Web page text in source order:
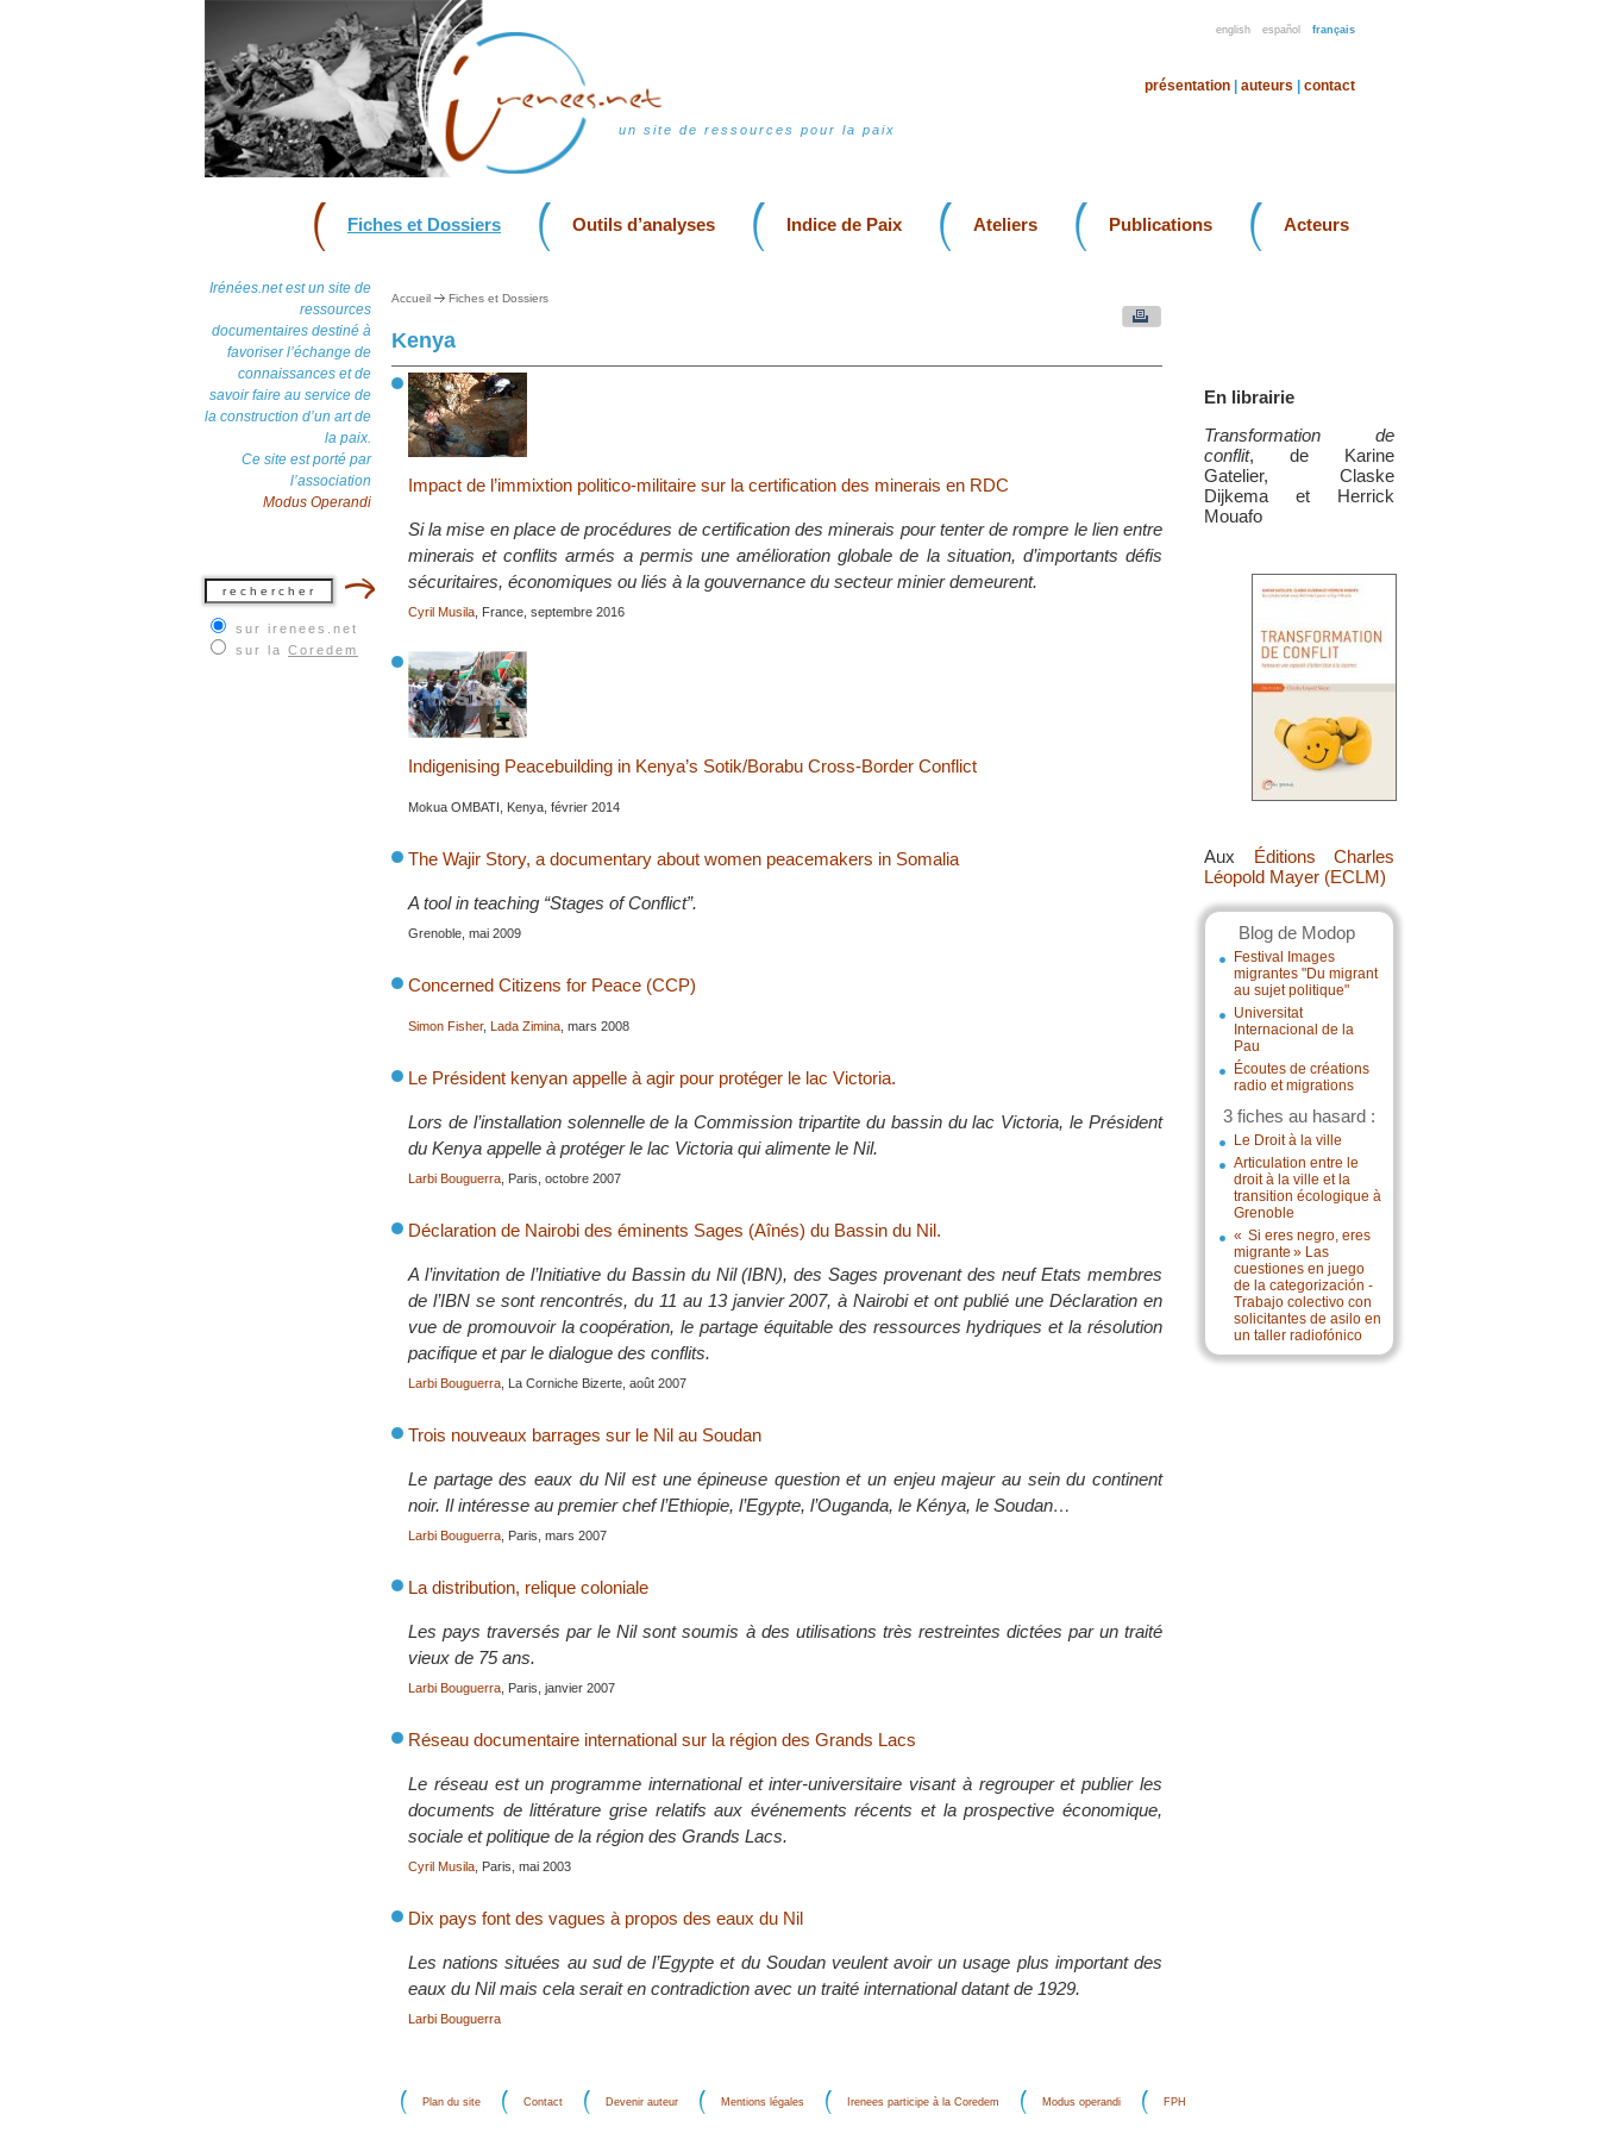
english español français
un site de ressources pour la paix
présentation auteurs contact
Fiches et Dossiers Outils d’analyses Indice de Paix Ateliers Publications Acteurs
Irénées.net est un site de
ressources
documentaires destiné à
favoriser l’échange de
connaissances et de
savoir faire au service de
la construction d’un art de
la paix.
Ce site est porté par
l’association
Modus Operandi
sur irenees.net
sur la Coredem
En librairie
Transformation de
conflit, de Karine
Gatelier, Claske
Dijkema et Herrick
Mouafo
Aux Éditions Charles
Léopold Mayer (ECLM)
Blog de Modop
Festival Images
migrantes "Du migrant
au sujet politique"
Universitat
Internacional de la
Pau
Écoutes de créations
radio et migrations
3 fiches au hasard :
Le Droit à la ville
Articulation entre le
droit à la ville et la
transition écologique à
Grenoble
« Si eres negro, eres
migrante » Las
cuestiones en juego
de la categorización -
Trabajo colectivo con
solicitantes de asilo en
un taller radiofónico
Accueil Fiches et Dossiers
Kenya
Impact de l’immixtion politico-militaire sur la certification des minerais en RDC
Si la mise en place de procédures de certification des minerais pour tenter de rompre le lien entre
minerais et conflits armés a permis une amélioration globale de la situation, d’importants défis
sécuritaires, économiques ou liés à la gouvernance du secteur minier demeurent.
Cyril Musila , France, septembre 2016
Indigenising Peacebuilding in Kenya’s Sotik/Borabu Cross-Border Conflict
Mokua OMBATI, Kenya, février 2014
The Wajir Story, a documentary about women peacemakers in Somalia
A tool in teaching “Stages of Conflict”.
Grenoble, mai 2009
Concerned Citizens for Peace (CCP)
Simon Fisher, Lada Zimina , mars 2008
Le Président kenyan appelle à agir pour protéger le lac Victoria.
Lors de l’installation solennelle de la Commission tripartite du bassin du lac Victoria, le Président
du Kenya appelle à protéger le lac Victoria qui alimente le Nil.
Larbi Bouguerra , Paris, octobre 2007
Déclaration de Nairobi des éminents Sages (Aînés) du Bassin du Nil.
A l’invitation de l’Initiative du Bassin du Nil (IBN), des Sages provenant des neuf Etats membres
de l’IBN se sont rencontrés, du 11 au 13 janvier 2007, à Nairobi et ont publié une Déclaration en
vue de promouvoir la coopération, le partage équitable des ressources hydriques et la résolution
pacifique et par le dialogue des conflits.
Larbi Bouguerra , La Corniche Bizerte, août 2007
Trois nouveaux barrages sur le Nil au Soudan
Le partage des eaux du Nil est une épineuse question et un enjeu majeur au sein du continent
noir. Il intéresse au premier chef l’Ethiopie, l’Egypte, l’Ouganda, le Kénya, le Soudan…
Larbi Bouguerra , Paris, mars 2007
La distribution, relique coloniale
Les pays traversés par le Nil sont soumis à des utilisations très restreintes dictées par un traité
vieux de 75 ans.
Larbi Bouguerra , Paris, janvier 2007
Réseau documentaire international sur la région des Grands Lacs
Le réseau est un programme international et inter-universitaire visant à regrouper et publier les
documents de littérature grise relatifs aux événements récents et la prospective économique,
sociale et politique de la région des Grands Lacs.
Cyril Musila , Paris, mai 2003
Dix pays font des vagues à propos des eaux du Nil
Les nations situées au sud de l’Egypte et du Soudan veulent avoir un usage plus important des
eaux du Nil mais cela serait en contradiction avec un traité international datant de 1929.
Larbi Bouguerra
Plan du site Contact Devenir auteur Mentions légales Irenees participe à la Coredem Modus operandi FPH